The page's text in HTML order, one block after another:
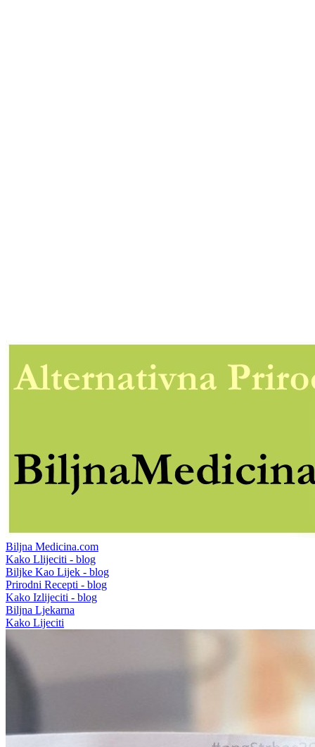
Biljna Medicina.com
Kako Llijeciti - blog
Biljke Kao Lijek - blog
Prirodni Recepti - blog
Kako Izlijeciti - blog
Biljna Ljekarna
Kako Lijeciti